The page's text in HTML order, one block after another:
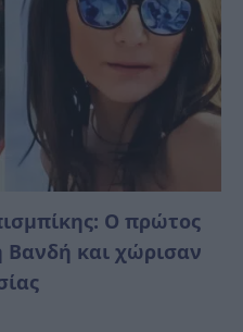
Ο πρώτος
και χώρισαν